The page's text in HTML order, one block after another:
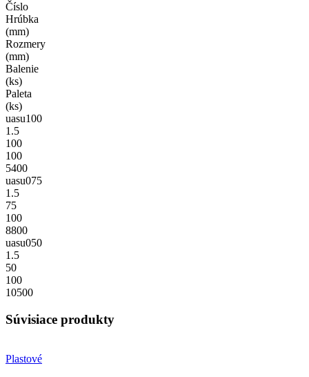
Číslo
Hrúbka
(mm)
Rozmery
(mm)
Balenie
(ks)
Paleta
(ks)
uasu100
1.5
100
100
5400
uasu075
1.5
75
100
8800
uasu050
1.5
50
100
10500
Súvisiace produkty
Plastové